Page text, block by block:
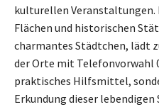
kulturellen
Flächen und historischen
charmantes Städtchen, lädt
der Orte mit Telefonvorwahl
praktisches Hilfsmittel,
Erkundung dieser lebendigen